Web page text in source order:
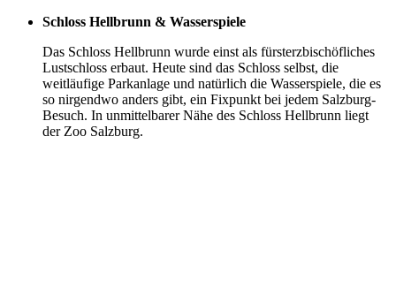
Schloss Hellbrunn & Wasserspiele
Das Schloss Hellbrunn wurde einst als fürsterzbischöfliches
Lustschloss erbaut. Heute sind das Schloss selbst, die
weitläufige Parkanlage und natürlich die Wasserspiele, die es
so nirgendwo anders gibt, ein Fixpunkt bei jedem Salzburg-
Besuch. In unmittelbarer Nähe des Schloss Hellbrunn liegt
der Zoo Salzburg.